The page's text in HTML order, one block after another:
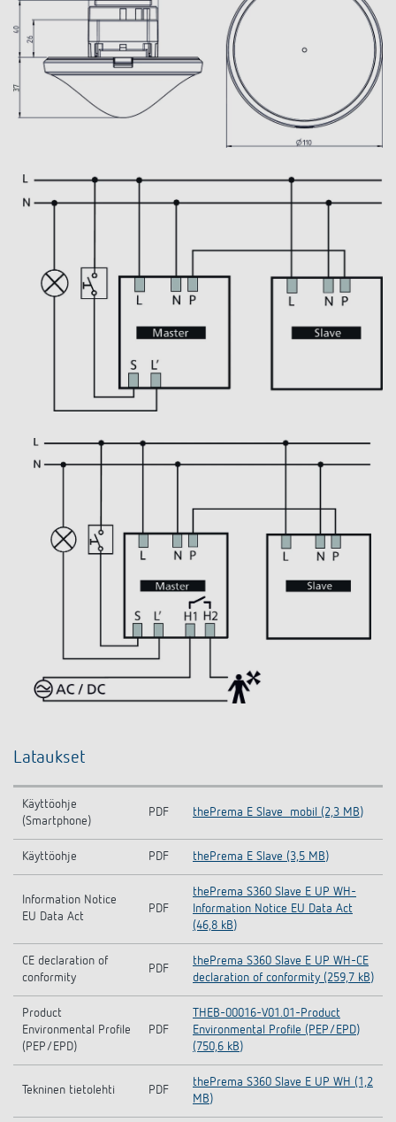
Lataukset
Käyttöohje
(Smartphone)
PDF thePrema E Slave_mobil (2,3 MB)
Käyttöohje PDF thePrema E Slave (3,5 MB)
Information Notice
EU Data Act
PDF
thePrema S360 Slave E UP WH-
Information Notice EU Data Act
(46,8 kB)
CE declaration of
conformity
PDF
thePrema S360 Slave E UP WH-CE
declaration of conformity (259,7 kB)
Product
Environmental Profile
(PEP/EPD)
PDF
THEB-00016-V01.01-Product
Environmental Profile (PEP/EPD)
(750,6 kB)
Tekninen tietolehti PDF
thePrema S360 Slave E UP WH (1,2
MB)